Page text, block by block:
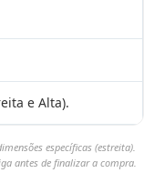
e Alta).
específicas (estreita).
antes de finalizar a compra.